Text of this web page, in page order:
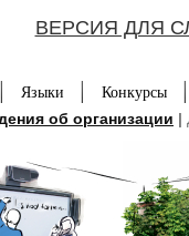
ВЕРСИЯ ДЛЯ
Языки Конкурсы
об организации |